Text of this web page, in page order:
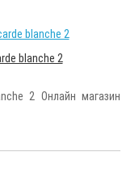
blanche 2
2 Онлайн магазин